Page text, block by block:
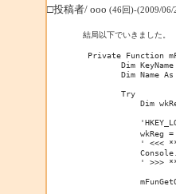
□投稿者/ ooo (46回)-(2009/06/
結局以下でいきました。
Private Function
Dim
Dim Name
        Try
Dim
wkReg
' <<<
' >>>